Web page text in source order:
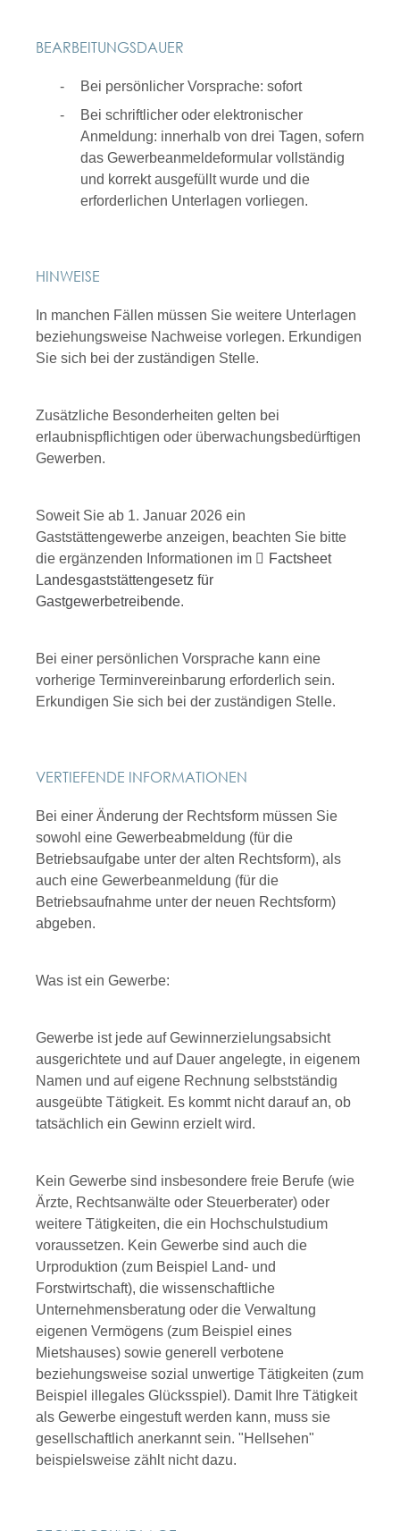
BEARBEITUNGSDAUER
Bei persönlicher Vorsprache: sofort
Bei schriftlicher oder elektronischer
Anmeldung: innerhalb von drei Tagen, sofern
das Gewerbeanmeldeformular vollständig
und korrekt ausgefüllt wurde und die
erforderlichen Unterlagen vorliegen.
HINWEISE
In manchen Fällen müssen Sie weitere Unterlagen
beziehungsweise Nachweise vorlegen. Erkundigen
Sie sich bei der zuständigen Stelle.
Zusätzliche Besonderheiten gelten bei
erlaubnispflichtigen oder überwachungsbedürftigen
Gewerben.
Soweit Sie ab 1. Januar 2026 ein
Gaststättengewerbe anzeigen, beachten Sie bitte
die ergänzenden Informationen im
Factsheet
Landesgaststättengesetz für
Gastgewerbetreibende.
Bei einer persönlichen Vorsprache kann eine
vorherige Terminvereinbarung erforderlich sein.
Erkundigen Sie sich bei der zuständigen Stelle.
VERTIEFENDE INFORMATIONEN
Bei einer Änderung der Rechtsform müssen Sie
sowohl eine Gewerbeabmeldung (für die
Betriebsaufgabe unter der alten Rechtsform), als
auch eine Gewerbeanmeldung (für die
Betriebsaufnahme unter der neuen Rechtsform)
abgeben.
Was ist ein Gewerbe:
Gewerbe ist jede auf Gewinnerzielungsabsicht
ausgerichtete und auf Dauer angelegte, in eigenem
Namen und auf eigene Rechnung selbstständig
ausgeübte Tätigkeit. Es kommt nicht darauf an, ob
tatsächlich ein Gewinn erzielt wird.
Kein Gewerbe sind insbesondere freie Berufe (wie
Ärzte, Rechtsanwälte oder Steuerberater) oder
weitere Tätigkeiten, die ein Hochschulstudium
voraussetzen. Kein Gewerbe sind auch die
Urproduktion (zum Beispiel Land- und
Forstwirtschaft), die wissenschaftliche
Unternehmensberatung oder die Verwaltung
eigenen Vermögens (zum Beispiel eines
Mietshauses) sowie generell verbotene
beziehungsweise sozial unwertige Tätigkeiten (zum
Beispiel illegales Glücksspiel). Damit Ihre Tätigkeit
als Gewerbe eingestuft werden kann, muss sie
gesellschaftlich anerkannt sein. "Hellsehen"
beispielsweise zählt nicht dazu.